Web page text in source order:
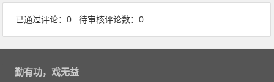
已通过评论：0 待审核评论数：0
勤有功，戏无益